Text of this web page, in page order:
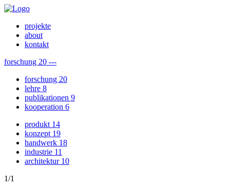
projekte
about
kontakt
forschung 20 ---
forschung 20
lehre 8
publikationen 9
kooperation 6
produkt 14
konzept 19
handwerk 18
industrie 11
architektur 10
1/1